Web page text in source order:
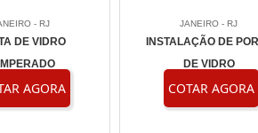
- RJ
DE VIDRO
AGORA
JANEIRO - RJ
INSTALAÇÃO DE
DE VIDRO
COTAR AGORA